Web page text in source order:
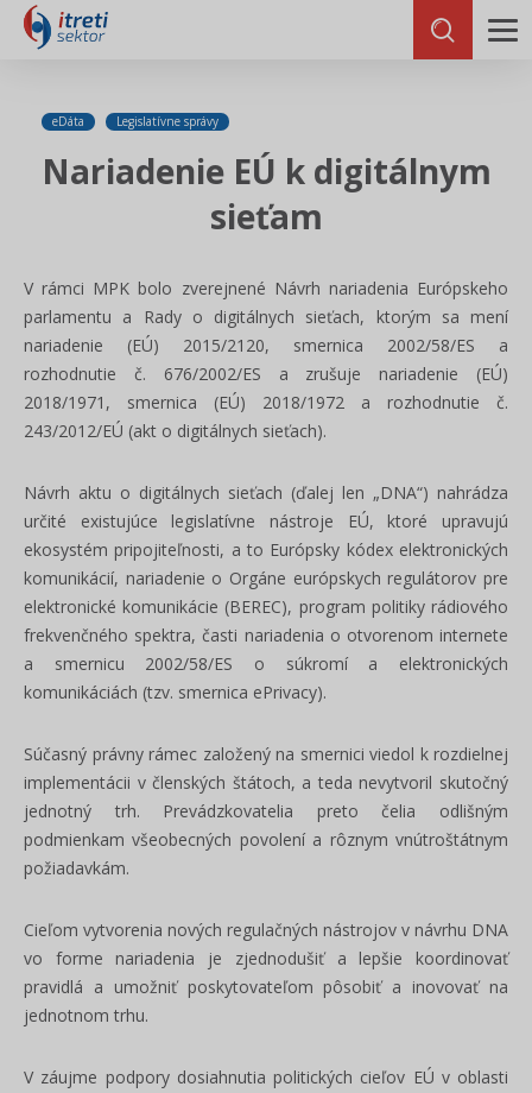
eDáta Legislatívne správy
Nariadenie EÚ k digitálnym
sieťam
V rámci MPK bolo zverejnené Návrh nariadenia Európskeho
parlamentu a Rady o digitálnych sieťach, ktorým sa mení
nariadenie (EÚ) 2015/2120, smernica 2002/58/ES a
rozhodnutie č. 676/2002/ES a zrušuje nariadenie (EÚ)
2018/1971, smernica (EÚ) 2018/1972 a rozhodnutie č.
243/2012/EÚ (akt o digitálnych sieťach).
Návrh aktu o digitálnych sieťach (ďalej len „DNA“) nahrádza
určité existujúce legislatívne nástroje EÚ, ktoré upravujú
ekosystém pripojiteľnosti, a to Európsky kódex elektronických
komunikácií, nariadenie o Orgáne európskych regulátorov pre
elektronické komunikácie (BEREC), program politiky rádiového
frekvenčného spektra, časti nariadenia o otvorenom internete
a smernicu 2002/58/ES o súkromí a elektronických
komunikáciách (tzv. smernica ePrivacy).
Súčasný právny rámec založený na smernici viedol k rozdielnej
implementácii v členských štátoch, a teda nevytvoril skutočný
jednotný trh. Prevádzkovatelia preto čelia odlišným
podmienkam všeobecných povolení a rôznym vnútroštátnym
požiadavkám.
Cieľom vytvorenia nových regulačných nástrojov v návrhu DNA
vo forme nariadenia je zjednodušiť a lepšie koordinovať
pravidlá a umožniť poskytovateľom pôsobiť a inovovať na
jednotnom trhu.
V záujme podpory dosiahnutia politických cieľov EÚ v oblasti